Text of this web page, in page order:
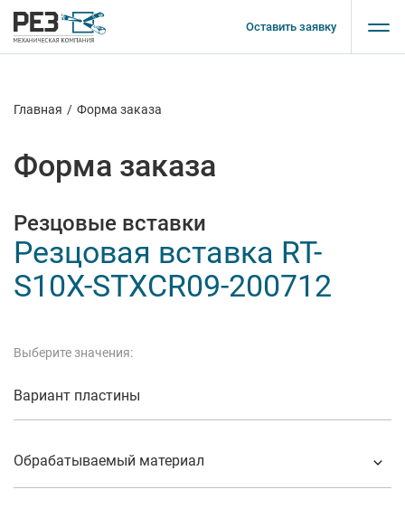
Оставить заявку
Главная / Форма заказа
Форма заказа
Резцовые вставки
Резцовая вставка RT-
S10X-STXCR09-200712
Выберите значения:
Вариант пластины
Обрабатываемый материал